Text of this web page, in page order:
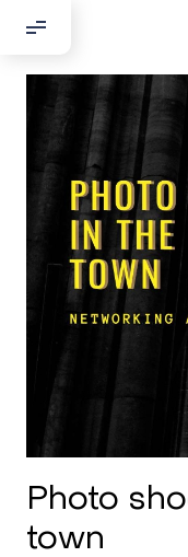
Добрый день!
Если вы
пожалуйста,
По адресу:
Kontaktní e-
Или в
Photo
town